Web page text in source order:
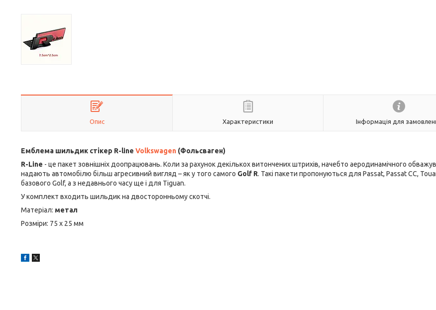
Опис Характеристики Інформація для
Емблема шильдик стікер R-line Volkswagen (Фольсваген)
R-Line - це пакет зовнішніх доопрацювань. Коли за рахунок декількох витончених штрихів, начебто аеродинамічного
надають автомобілю більш агресивний вигляд – як у того самого Golf R. Такі пакети пропонуються для Passat, Passat СС,
базового Golf, а з недавнього часу ще і для Tiguan.
У комплект входить шильдик на двосторонньому скотчі.
Матеріал: метал
Розміри: 75 х 25 мм